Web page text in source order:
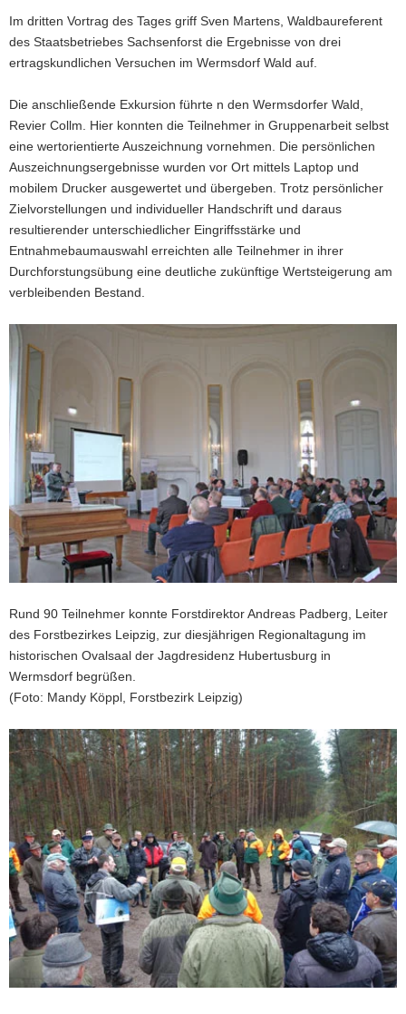
Im dritten Vortrag des Tages griff Sven Martens, Waldbaureferent
des Staatsbetriebes Sachsenforst die Ergebnisse von drei
ertragskundlichen Versuchen im Wermsdorf Wald auf.
Die anschließende Exkursion führte n den Wermsdorfer Wald,
Revier Collm. Hier konnten die Teilnehmer in Gruppenarbeit selbst
eine wertorientierte Auszeichnung vornehmen. Die persönlichen
Auszeichnungsergebnisse wurden vor Ort mittels Laptop und
mobilem Drucker ausgewertet und übergeben. Trotz persönlicher
Zielvorstellungen und individueller Handschrift und daraus
resultierender unterschiedlicher Eingriffsstärke und
Entnahmebaumauswahl erreichten alle Teilnehmer in ihrer
Durchforstungsübung eine deutliche zukünftige Wertsteigerung am
verbleibenden Bestand.
Rund 90 Teilnehmer konnte Forstdirektor Andreas Padberg, Leiter
des Forstbezirkes Leipzig, zur diesjährigen Regionaltagung im
historischen Ovalsaal der Jagdresidenz Hubertusburg in
Wermsdorf begrüßen.
(Foto: Mandy Köppl, Forstbezirk Leipzig)